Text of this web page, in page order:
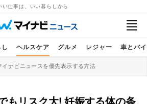
い仕事は、いい暮らしから
ヘルスケア グルメ レジャー 車とバ
ナビニュースを優先表示する方法
もリスク大! 妊娠する体の条